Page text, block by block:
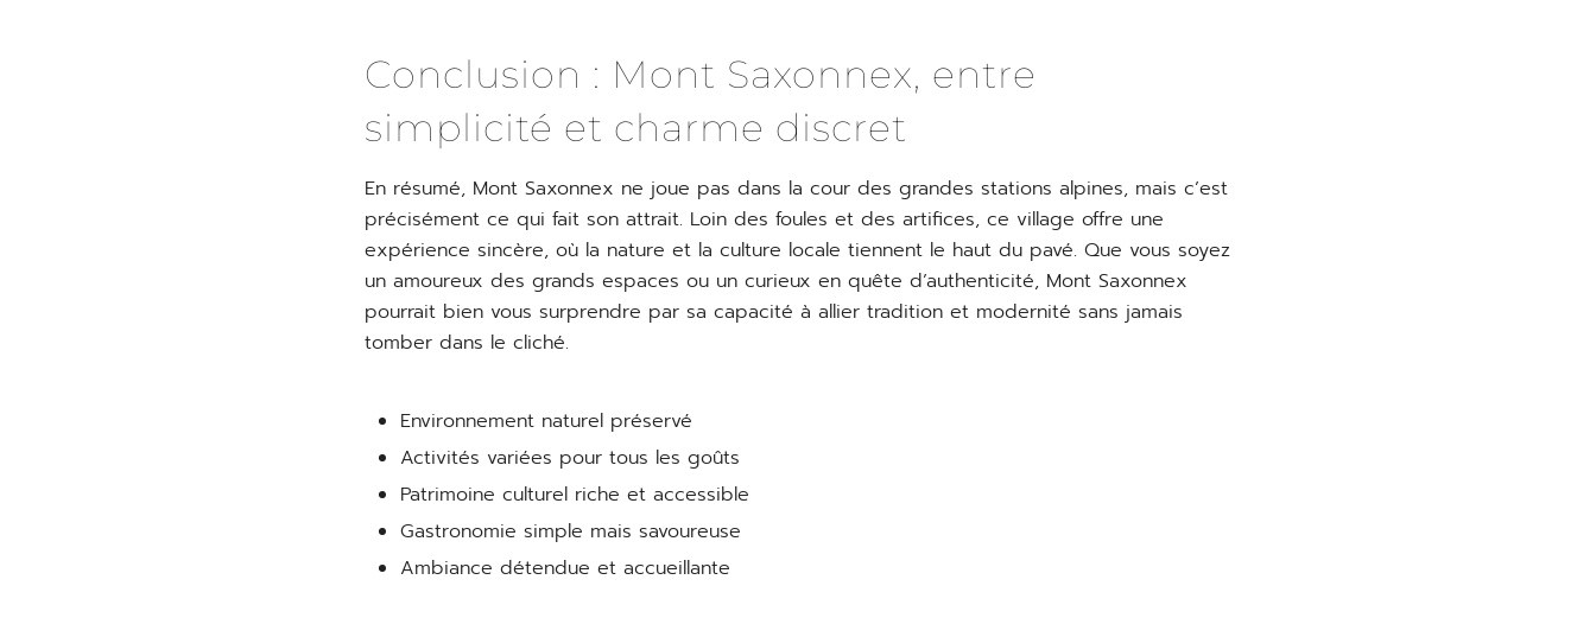
Conclusion : Mont Saxonnex, entre
simplicité et charme discret
En résumé, Mont Saxonnex ne joue pas dans la cour des grandes stations alpines, mais c’est
précisément ce qui fait son attrait. Loin des foules et des artifices, ce village offre une
expérience sincère, où la nature et la culture locale tiennent le haut du pavé. Que vous soyez
un amoureux des grands espaces ou un curieux en quête d’authenticité, Mont Saxonnex
pourrait bien vous surprendre par sa capacité à allier tradition et modernité sans jamais
tomber dans le cliché.
Environnement naturel préservé
Activités variées pour tous les goûts
Patrimoine culturel riche et accessible
Gastronomie simple mais savoureuse
Ambiance détendue et accueillante